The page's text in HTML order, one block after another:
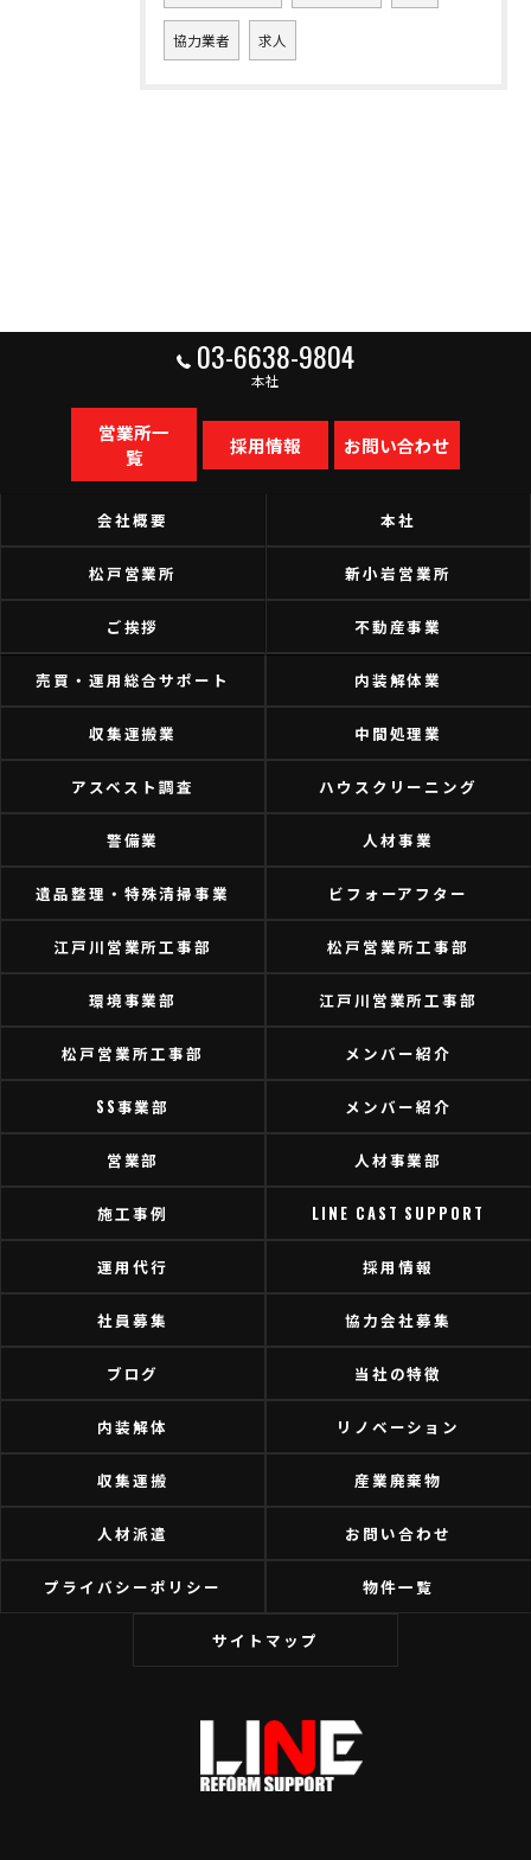
協力業者 求人
03-6638-9804
本社
営業所一
覧
採用情報 お問い合わせ
会社概要 本社
松戸営業所 新小岩営業所
ご挨拶 不動産事業
売買・運用総合サポート 内装解体業
収集運搬業 中間処理業
アスベスト調査 ハウスクリーニング
警備業 人材事業
遺品整理・特殊清掃事業 ビフォーアフター
江戸川営業所工事部 松戸営業所工事部
環境事業部 江戸川営業所工事部
松戸営業所工事部 メンバー紹介
SS事業部 メンバー紹介
営業部 人材事業部
施工事例 LINE CAST SUPPORT
運用代行 採用情報
社員募集 協力会社募集
ブログ 当社の特徴
内装解体 リノベーション
収集運搬 産業廃棄物
人材派遣 お問い合わせ
プライバシーポリシー 物件一覧
サイトマップ